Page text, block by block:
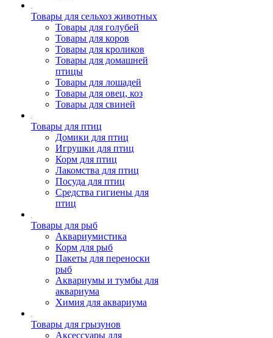
Товары для сельхоз животных
Товары для голубей
Товары для коров
Товары для кроликов
Товары для домашней
птицы
Товары для лошадей
Товары для овец, коз
Товары для свиней
Товары для птиц
Домики для птиц
Игрушки для птиц
Корм для птиц
Лакомства для птиц
Посуда для птиц
Средства гигиены для
птиц
Товары для рыб
Аквариумистика
Корм для рыб
Пакеты для переноски
рыб
Аквариумы и тумбы для
аквариума
Химия для аквариума
Товары для грызунов
Аксессуары для